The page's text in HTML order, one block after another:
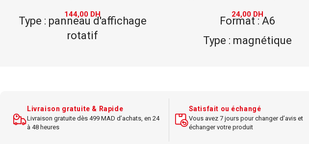
24,00DH
Format : A6
Type : magnétique
surfaces
36,00DH
Matériau : plastique solide
Design : compact et facile à
installer
Livraison gratuite & Rapide
Livraison gratuite dès 499 MAD d’achats, en 24
à 48 heures
Satisfait ou échangé
Vous avez 7 jours pour changer d’avis et
échanger votre produit